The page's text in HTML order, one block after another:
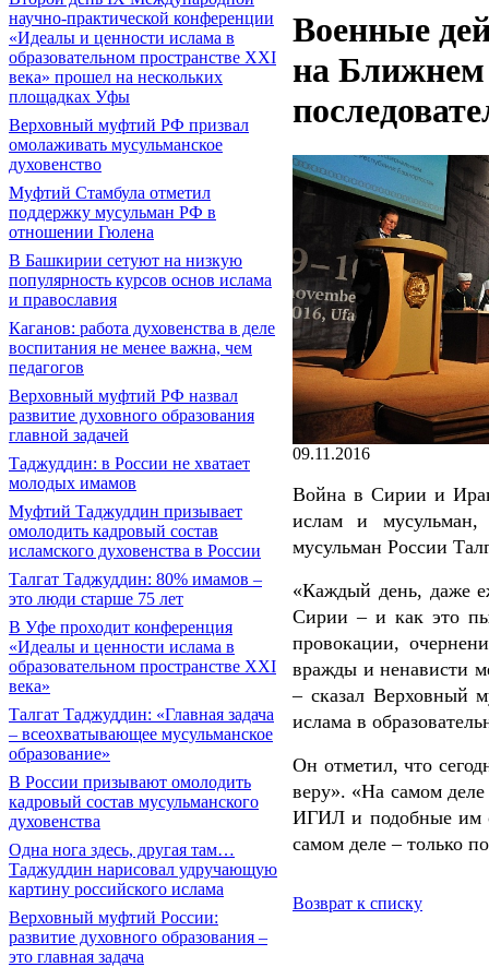
научно-практической конференции
«Идеалы и ценности ислама в
образовательном пространстве XXI
века» прошел на нескольких
площадках Уфы
Верховный муфтий РФ призвал
омолаживать мусульманское
духовенство
Муфтий Стамбула отметил
поддержку мусульман РФ в
отношении Гюлена
В Башкирии сетуют на низкую
популярность курсов основ ислама
и православия
Каганов: работа духовенства в деле
воспитания не менее важна, чем
педагогов
Верховный муфтий РФ назвал
развитие духовного образования
главной задачей
Таджуддин: в России не хватает
молодых имамов
Муфтий Таджуддин призывает
омолодить кадровый состав
исламского духовенства в России
Талгат Таджуддин: 80% имамов –
это люди старше 75 лет
В Уфе проходит конференция
«Идеалы и ценности ислама в
образовательном пространстве XXI
века»
Талгат Таджуддин: «Главная задача
– всеохватывающее мусульманское
образование»
В России призывают омолодить
кадровый состав мусульманского
духовенства
Одна нога здесь, другая там…
Таджуддин нарисовал удручающую
картину российского ислама
Верховный муфтий России:
развитие духовного образования –
это главная задача
Военные
на Ближнем
09.11.2016
Война в Сирии и
ислам и мусульман,
мусульман России
«Каждый день, даже
Сирии– и как это
провокации,
вражды и ненависти
– сказал Верховный
ислама в
Он отметил, что
веру». «На самом
ИГИЛ и подобные им
самом деле – только
Возврат к списку